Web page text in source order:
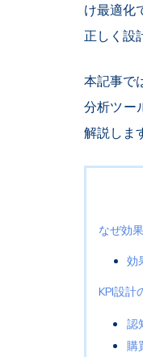
け最適化
正しく設
本記事で
分析ツー
解説しま
なぜ効
効
KPI設計
認
購